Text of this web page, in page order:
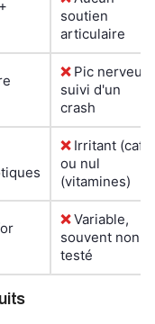
soutien
articulaire
❌Pic nerveux
suivi d'un
crash
❌Irritant (café)
ou nul
(vitamines)
❌Variable,
souvent non
testé